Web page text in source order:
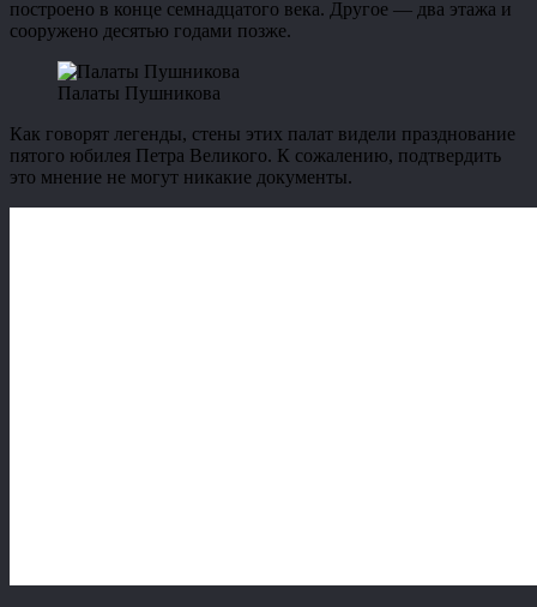
построено в конце семнадцатого века. Другое — два этажа и
сооружено десятью годами позже.
Палаты Пушникова
Как говорят легенды, стены этих палат видели празднование
пятого юбилея Петра Великого. К сожалению, подтвердить
это мнение не могут никакие документы.